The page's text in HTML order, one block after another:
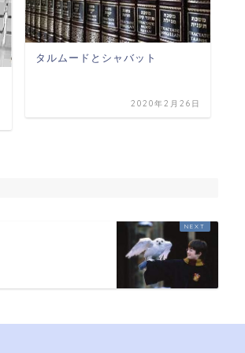
タルムードとシャバット
2020年2月26日